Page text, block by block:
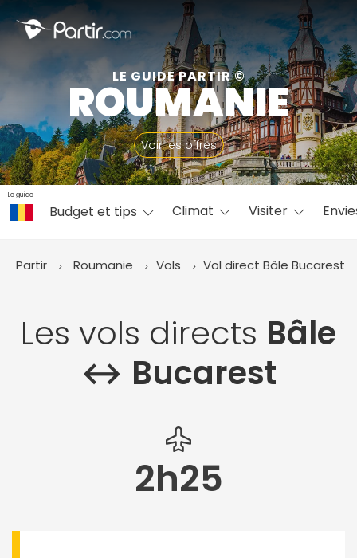
LE GUIDE PARTIR ©
ROUMANIE
Voir les offres
Le guide
Budget et tips Climat Visiter
Partir Roumanie Vols Vol direct Bâle Bucarest
Les vols directs Bâle
↔︎ Bucarest
2h25
Fermer
📍 Destinations populaires
☀️ Où partir par mois
Juillet
Août Septembre
Octobre